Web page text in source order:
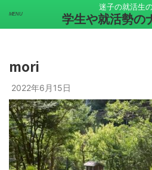
迷子の就活生
学生や就活勢の
mori
2022年6月15日